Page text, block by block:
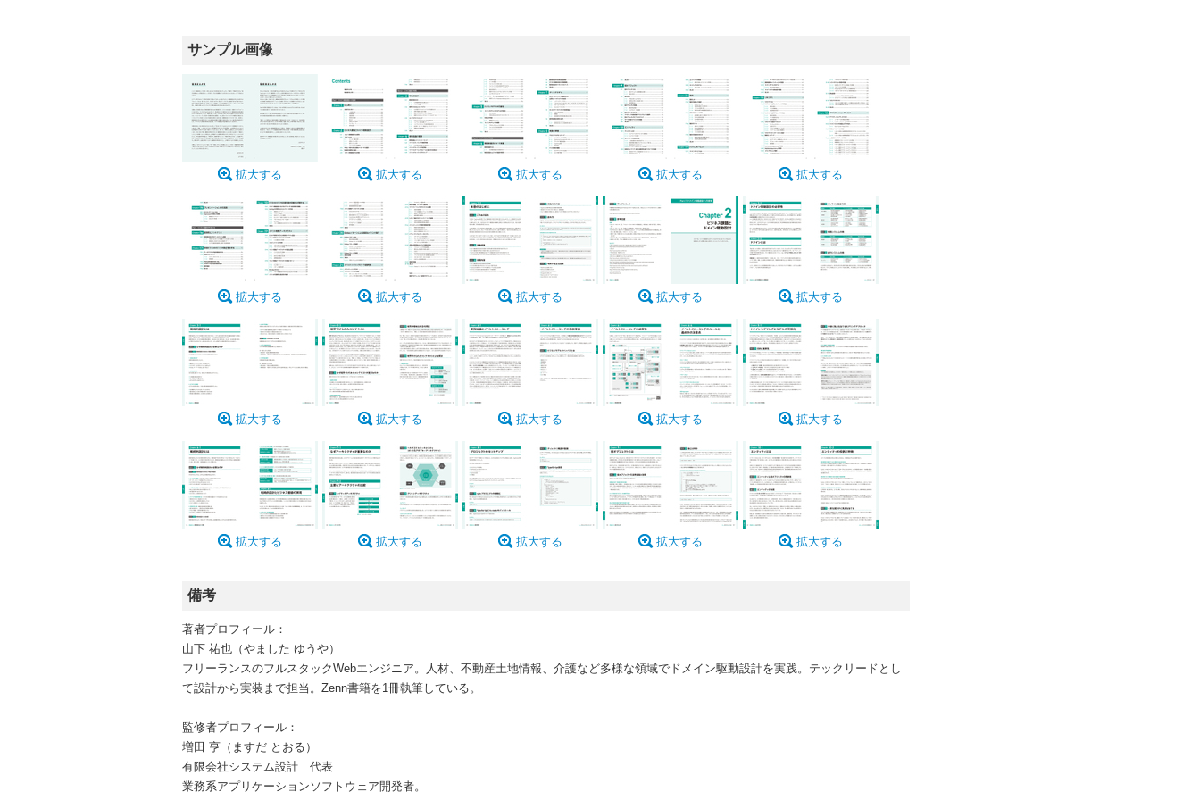
サンプル画像
拡大する 拡大する 拡大する 拡大する 拡大する
拡大する 拡大する 拡大する 拡大する 拡大する
拡大する 拡大する 拡大する 拡大する 拡大する
拡大する 拡大する 拡大する 拡大する 拡大する
備考
著者プロフィール：
山下 祐也（やました ゆうや）
フリーランスのフルスタックWebエンジニア。人材、不動産土地情報、介護など多様な領域でドメイン駆動設計を実践。テックリードとし
て設計から実装まで担当。Zenn書籍を1冊執筆している。
監修者プロフィール：
増田 亨（ますだ とおる）
有限会社システム設計 代表
業務系アプリケーションソフトウェア開発者。